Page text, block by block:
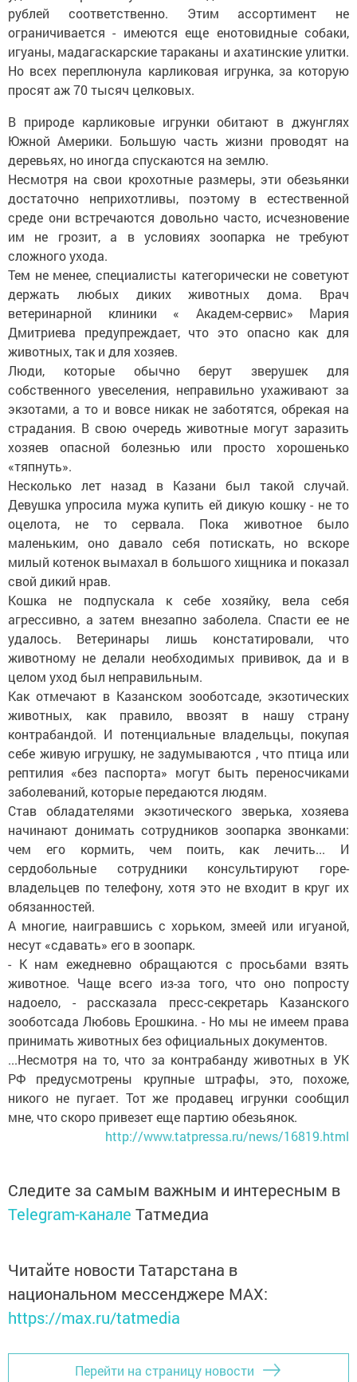
рублей соответственно. Этим ассортимент не
ограничивается - имеются еще енотовидные собаки,
игуаны, мадагаскарские тараканы и ахатинские улитки.
Но всех переплюнула карликовая игрунка, за которую
просят аж 70 тысяч целковых.
В природе карликовые игрунки обитают в джунглях
Южной Америки. Большую часть жизни проводят на
деревьях, но иногда спускаются на землю.
Несмотря на свои крохотные размеры, эти обезьянки
достаточно неприхотливы, поэтому в естественной
среде они встречаются довольно часто, исчезновение
им не грозит, а в условиях зоопарка не требуют
сложного ухода.
Тем не менее, специалисты категорически не советуют
держать любых диких животных дома. Врач
ветеринарной клиники « Академ-сервис» Мария
Дмитриева предупреждает, что это опасно как для
животных, так и для хозяев.
Люди, которые обычно берут зверушек для
собственного увеселения, неправильно ухаживают за
экзотами, а то и вовсе никак не заботятся, обрекая на
страдания. В свою очередь животные могут заразить
хозяев опасной болезнью или просто хорошенько
«тяпнуть».
Несколько лет назад в Казани был такой случай.
Девушка упросила мужа купить ей дикую кошку - не то
оцелота, не то сервала. Пока животное было
маленьким, оно давало себя потискать, но вскоре
милый котенок вымахал в большого хищника и показал
свой дикий нрав.
Кошка не подпускала к себе хозяйку, вела себя
агрессивно, а затем внезапно заболела. Спасти ее не
удалось. Ветеринары лишь констатировали, что
животному не делали необходимых прививок, да и в
целом уход был неправильным.
Как отмечают в Казанском зооботсаде, экзотических
животных, как правило, ввозят в нашу страну
контрабандой. И потенциальные владельцы, покупая
себе живую игрушку, не задумываются , что птица или
рептилия «без паспорта» могут быть переносчиками
заболеваний, которые передаются людям.
Став обладателями экзотического зверька, хозяева
начинают донимать сотрудников зоопарка звонками:
чем его кормить, чем поить, как лечить... И
сердобольные сотрудники консультируют горе-
владельцев по телефону, хотя это не входит в круг их
обязанностей.
А многие, наигравшись с хорьком, змеей или игуаной,
несут «сдавать» его в зоопарк.
- К нам ежедневно обращаются с просьбами взять
животное. Чаще всего из-за того, что оно попросту
надоело, - рассказала пресс-секретарь Казанского
зооботсада Любовь Ерошкина. - Но мы не имеем права
принимать животных без официальных документов.
...Несмотря на то, что за контрабанду животных в УК
РФ предусмотрены крупные штрафы, это, похоже,
никого не пугает. Тот же продавец игрунки сообщил
мне, что скоро привезет еще партию обезьянок.
http://www.tatpressa.ru/news/16819.html
Следите за самым важным и интересным в
Telegram-канале Татмедиа
Читайте новости Татарстана в
национальном мессенджере MАХ:
https://max.ru/tatmedia
Перейти на страницу новости